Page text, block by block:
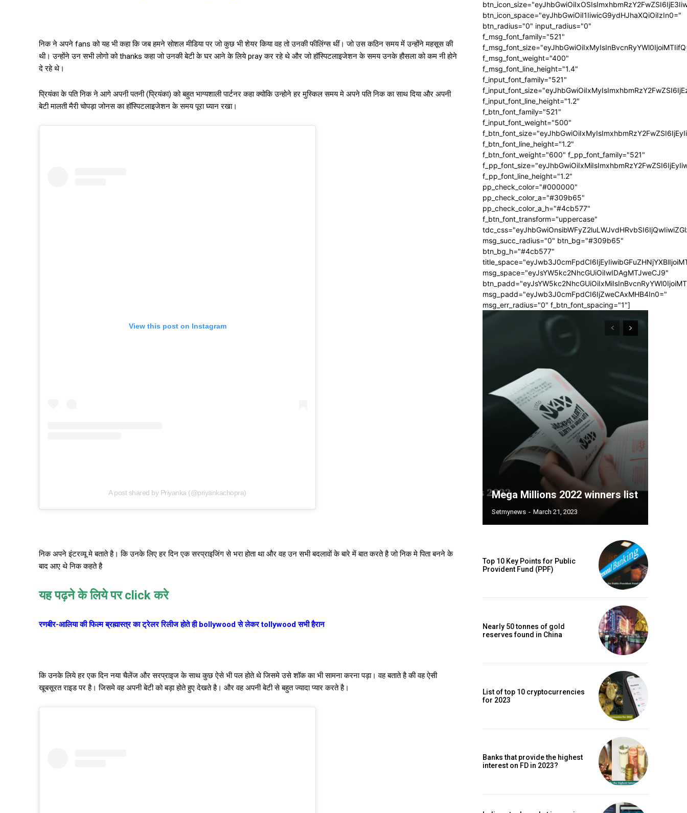
निक ने अपने fans को यह भी कहा कि जब हमने सोशल मीडिया पर जो कुछ भी शेयर किया वह तो उनकी फीलिंग्स थीं। जो उस कठिन समय में उन्होंने महसूस की
थी। उन्होंने उन सभी लोगो को thanks कहा जो उनकी बेटी के घर आने के लिये pray कर रहे थे और जो हॉस्पिटलाइजेशन के समय उनके हौसला को कम नी होने
दे रहे थे।
प्रियंका के पति निक ने आगे अपनी पतनी (प्रियंका) को बहुत भाग्यशाली पार्टनर कहा क्योकि उन्होने हर मुस्किल समय मे अपने पति निक का साथ दिया और अपनी
बेटी मालती मैरी चोपड़ा जोनस का हॉस्पिटलाइजेशन के समय पूरा घ्यान रखा।
View this post on Instagram
A post shared by Priyanka (@priyankachopra)
निक अपने इंटरव्यू मे बताते है। कि उनके लिए हर दिन एक सरप्राइजिंग से भरा होता था और वह उन सभी बदलावों के बारे में बात करते है जो निक मे पिता बनने के
बाद आए थे निक कहते है
यह पढ़ने के लिये पर click करे
रणबीर-आलिया की फिल्म ब्रह्मास्त्र का ट्रेलर रिलीज होते ही bollywood से लेकर tollywood सभी हैरान
कि उनके लिये हर एक दिन नया चैलेंज और सरप्राइज के साथ कुछ ऐसे भी पल होते थे जिसमे उसे शॉक का भी सामना करना पड़ा। वह बताते है की वह ऐसी
खूबसूरत राइड पर है। जिसमे वह अपनी बेटी को बड़ा होते हुए देखते है। और वह अपनी बेटी से बहुत ज्यादा प्यार करते है।
btn_icon_space="eyJhbGwiOiI1IiwicG9ydHJhaXQiOiIzIn0="
btn_radius="0" input_radius="0"
f_msg_font_family="521"
f_msg_font_weight="400"
f_msg_font_line_height="1.4"
f_input_font_family="521"
f_input_font_line_height="1.2"
f_btn_font_family="521"
f_input_font_weight="500"
f_btn_font_line_height="1.2"
f_btn_font_weight="600" f_pp_font_family="521"
f_pp_font_line_height="1.2"
pp_check_color="#000000"
pp_check_color_a="#309b65"
pp_check_color_a_h="#4cb577"
f_btn_font_transform="uppercase"
msg_succ_radius="0" btn_bg="#309b65"
btn_bg_h="#4cb577"
msg_space="eyJsYW5kc2NhcGUiOiIwIDAgMTJweCJ9"
msg_padd="eyJwb3J0cmFpdCI6IjZweCAxMHB4In0="
msg_err_radius="0" f_btn_font_spacing="1"]
Mega Millions 2022 winners list
Setmynews - March 21, 2023
Top 10 Key Points for Public
Provident Fund (PPF)
Nearly 50 tonnes of gold
reserves found in China
List of top 10 cryptocurrencies
for 2023
Banks that provide the highest
interest on FD in 2023?